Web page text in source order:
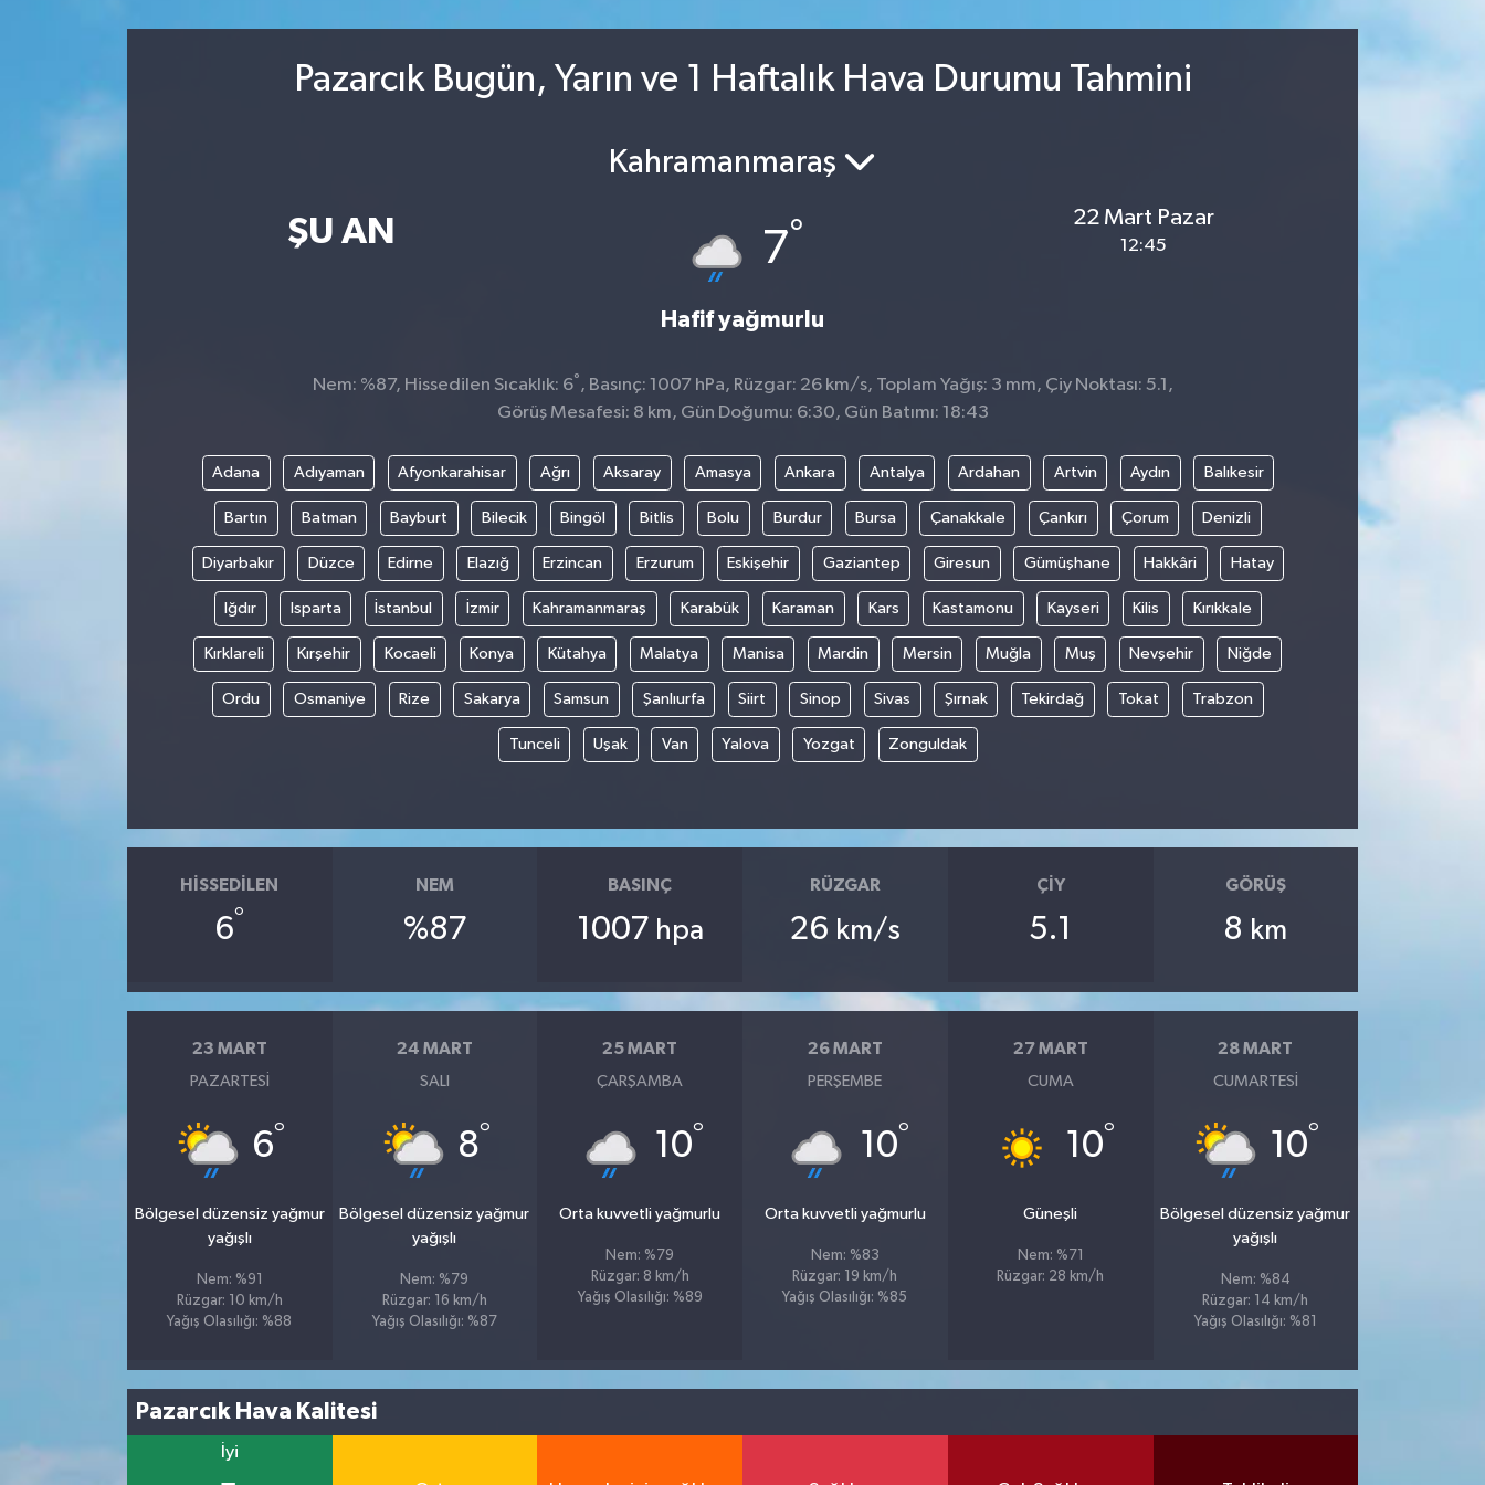
Pazarcık Bugün, Yarın ve 1 Haftalık Hava Durumu Tahmini
ŞU AN
Kahramanmaraş
7°
Hafif yağmurlu
22 Mart Pazar
12:45
Nem: %87, Hissedilen Sıcaklık: 6° , Basınç: 1007 hPa, Rüzgar: 26 km/s, Toplam Yağış: 3 mm, Çiy Noktası: 5.1,
Görüş Mesafesi: 8 km, Gün Doğumu: 6:30, Gün Batımı: 18:43
Adana Adıyaman Afyonkarahisar Ağrı Aksaray Amasya Ankara Antalya Ardahan Artvin Aydın Balıkesir
Bartın Batman Bayburt Bilecik Bingöl Bitlis Bolu Burdur Bursa Çanakkale Çankırı Çorum Denizli
Diyarbakır Düzce Edirne Elazığ Erzincan Erzurum Eskişehir Gaziantep Giresun Gümüşhane Hakkâri Hatay
Iğdır Isparta İstanbul İzmir Kahramanmaraş Karabük Karaman Kars Kastamonu Kayseri Kilis Kırıkkale
Kırklareli Kırşehir Kocaeli Konya Kütahya Malatya Manisa Mardin Mersin Muğla Muş Nevşehir Niğde
Ordu Osmaniye Rize Sakarya Samsun Şanlıurfa Siirt Sinop Sivas Şırnak Tekirdağ Tokat Trabzon
Tunceli Uşak Van Yalova Yozgat Zonguldak
HISSEDILEN
6°
NEM
%87
BASINÇ
1007 hpa
RÜZGAR
26 km/s
ÇIY
5.1
GÖRÜŞ
8 km
23 MART
PAZARTESI
6°
Bölgesel düzensiz yağmur
yağışlı
Nem: %91
Rüzgar: 10 km/h
Yağış Olasılığı: %88
24 MART
SALI
8°
Bölgesel düzensiz yağmur
yağışlı
Nem: %79
Rüzgar: 16 km/h
Yağış Olasılığı: %87
25 MART
ÇARŞAMBA
10°
Orta kuvvetli yağmurlu
Nem: %79
Rüzgar: 8 km/h
Yağış Olasılığı: %89
26 MART
PERŞEMBE
10°
Orta kuvvetli yağmurlu
Nem: %83
Rüzgar: 19 km/h
Yağış Olasılığı: %85
27 MART
CUMA
10°
Güneşli
Nem: %71
Rüzgar: 28 km/h
28 MART
CUMARTESI
10°
Bölgesel düzensiz yağmur
yağışlı
Nem: %84
Rüzgar: 14 km/h
Yağış Olasılığı: %81
Pazarcık Hava Kalitesi
İyi